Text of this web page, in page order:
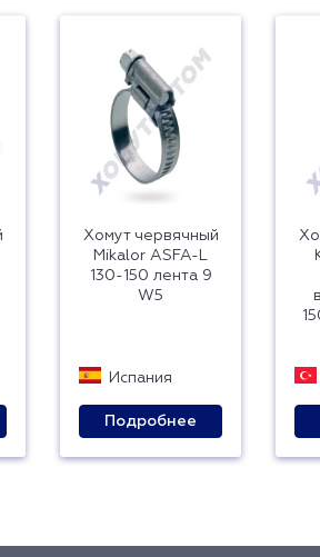
Хомут червячный
Mikalor ASFA-L
130-150 лента 9
W5
Испания
Подробнее